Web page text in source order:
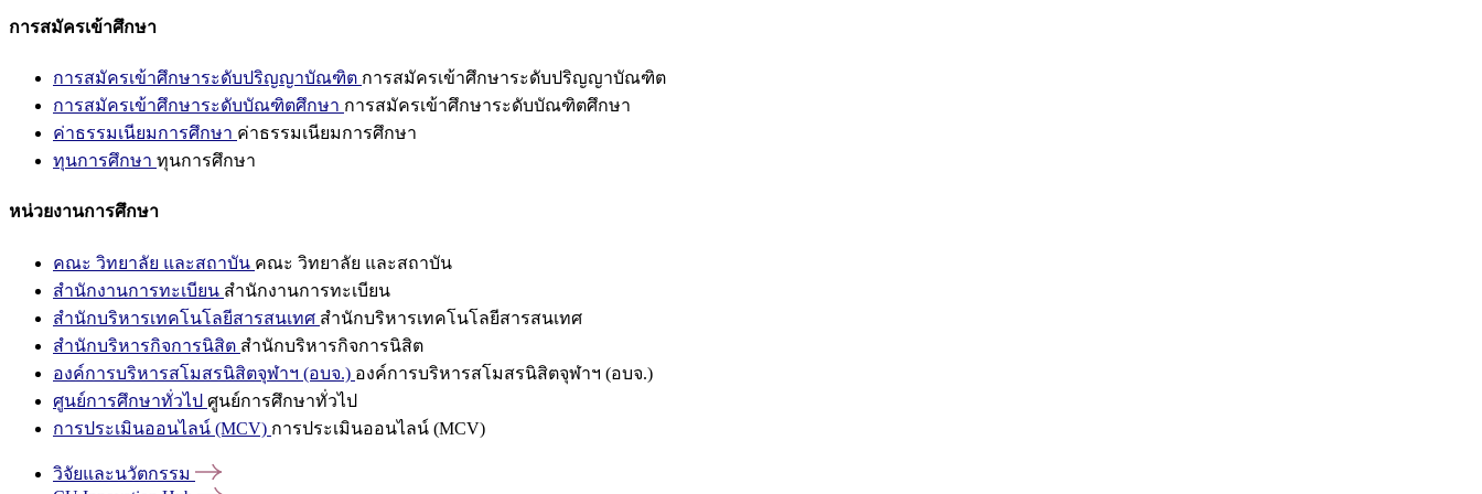
การสมัครเข้าศึกษา
การสมัครเข้าศึกษาระดับปริญญาบัณฑิต การสมัครเข้าศึกษาระดับปริญญาบัณฑิต
การสมัครเข้าศึกษาระดับบัณฑิตศึกษา การสมัครเข้าศึกษาระดับบัณฑิตศึกษา
ค่าธรรมเนียมการศึกษา ค่าธรรมเนียมการศึกษา
ทุนการศึกษา ทุนการศึกษา
หน่วยงานการศึกษา
คณะ วิทยาลัย และสถาบัน คณะ วิทยาลัย และสถาบัน
สำนักงานการทะเบียน สำนักงานการทะเบียน
สำนักบริหารเทคโนโลยีสารสนเทศ สำนักบริหารเทคโนโลยีสารสนเทศ
สำนักบริหารกิจการนิสิต สำนักบริหารกิจการนิสิต
องค์การบริหารสโมสรนิสิตจุฬาฯ (อบจ.) องค์การบริหารสโมสรนิสิตจุฬาฯ (อบจ.)
ศูนย์การศึกษาทั่วไป ศูนย์การศึกษาทั่วไป
การประเมินออนไลน์ (MCV) การประเมินออนไลน์ (MCV)
วิจัยและนวัตกรรม